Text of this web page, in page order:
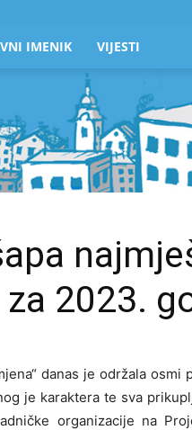
IMENIK VIJESTI
2023.
danas je održala osmi
je karaktera te sva
organizacije na